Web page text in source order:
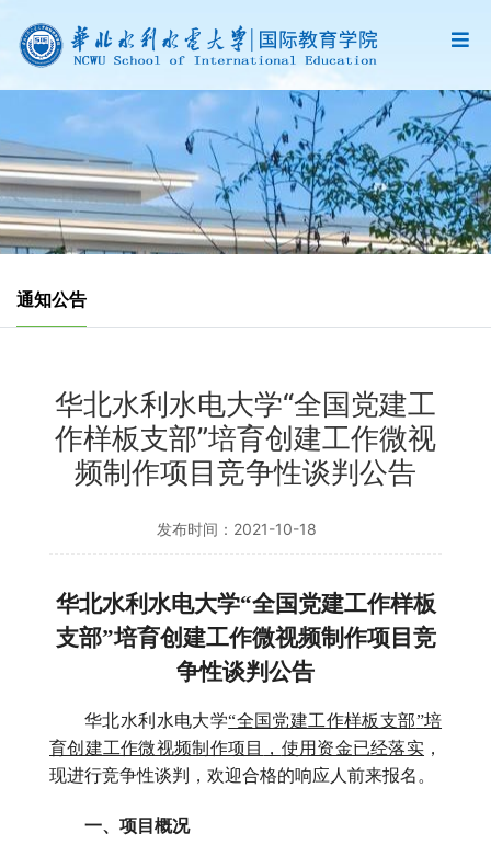
通知公告
华北水利水电大学“全国党建工
作样板支部”培育创建工作微视
频制作项目竞争性谈判公告
发布时间：2021-10-18
华北水利水电大学“全国党建工作样板
支部”培育创建工作微视频制作项目 竞
争性谈判公告
华北水利水电大学“全国党建工作样板支部”培
育创建工作微视频制作项目
， 使用资金已经落实 ，
现进行竞争性谈判 ，欢迎合格的响应 人前来报名。
一、项目概况